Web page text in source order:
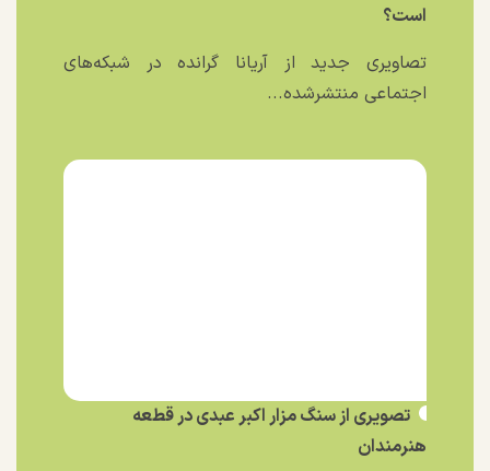
است؟
تصاویری جدید از آریانا گرانده در شبکه‌های
اجتماعی منتشرشده...
تصویری از سنگ مزار اکبر عبدی در قطعه
هنرمندان